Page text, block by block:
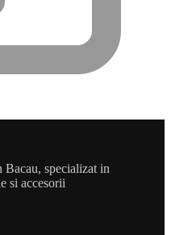
specializat in
si accesorii